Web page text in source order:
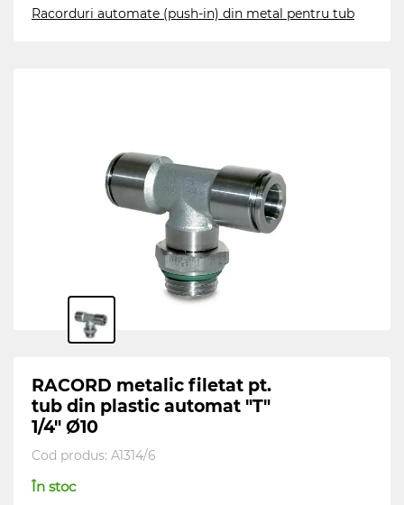
Racorduri automate (push-in) din metal pentru tub
RACORD metalic filetat pt.
tub din plastic automat "T"
1/4" Ø10
Cod produs: A1314/6
În stoc